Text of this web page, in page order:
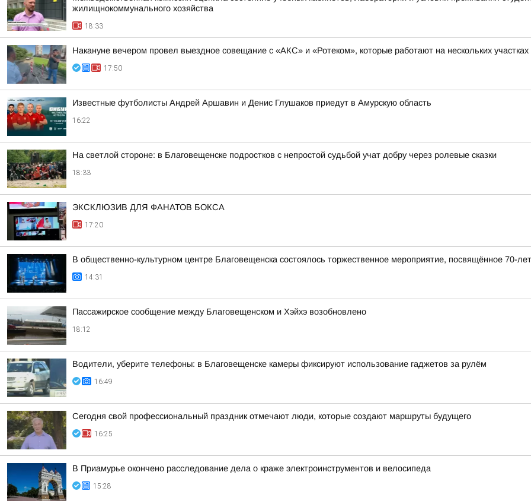
жилищнокоммунального хозяйства
18:33
Накануне вечером провел выездное совещание с «АКС» и «Ротеком», которые работают на нескольких
17:50
Известные футболисты Андрей Аршавин и Денис Глушаков приедут в Амурскую область
16:22
На светлой стороне: в Благовещенске подростков с непростой судьбой учат добру через ролевые сказки
18:33
ЭКСКЛЮЗИВ ДЛЯ ФАНАТОВ БОКСА
17:20
В общественно-культурном центре Благовещенска состоялось торжественное мероприятие, посвящённое 70-
14:31
Пассажирское сообщение между Благовещенском и Хэйхэ возобновлено
18:12
Водители, уберите телефоны: в Благовещенске камеры фиксируют использование гаджетов за рулём
16:49
Сегодня свой профессиональный праздник отмечают люди, которые создают маршруты будущего
16:25
В Приамурье окончено расследование дела о краже электроинструментов и велосипеда
15:28